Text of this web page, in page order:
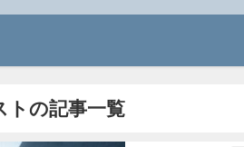
トの記事一覧